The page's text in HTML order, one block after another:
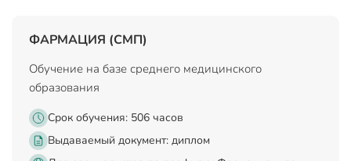
ФАРМАЦИЯ (СМП)
Обучение на базе среднего медицинского
образования
Срок обучения: 506 часов
Выдаваемый документ: диплом